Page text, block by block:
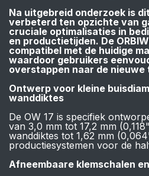
Na uitgebreid onderzoek is
verbeterd ten opzichte van
cruciale optimalisaties in
en productietijden. De
compatibel met de huidige
waardoor gebruikers
overstappen naar de nieuwe
Ontwerp voor kleine
wanddiktes
De OW 17 is specifiek
van 3,0 mm tot 17,2 mm
wanddiktes tot 1,62 mm
productiesystemen voor de
Afneembaare klemschalen